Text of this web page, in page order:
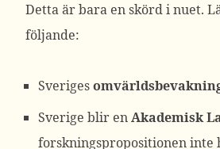
Detta är bara en skörd i nuet.
följande:
Sveriges
Sverige blir enAkademisk
forskningspropositionen inte